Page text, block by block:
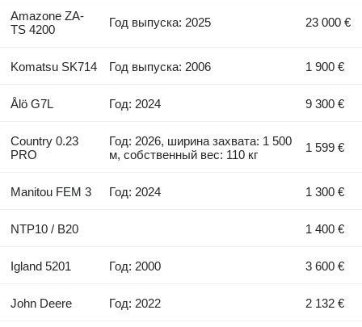
Amazone ZA-
TS 4200
Год выпуска: 2025 23 000 €
Komatsu SK714 Год выпуска: 2006 1 900 €
Ålö G7L Год: 2024 9 300 €
Country 0.23
PRO
Год: 2026, ширина захвата: 1 500
м, собственный вес: 110 кг
1 599 €
Manitou FEM 3 Год: 2024 1 300 €
NTP10 / B20 1 400 €
Igland 5201 Год: 2000 3 600 €
John Deere Год: 2022 2 132 €